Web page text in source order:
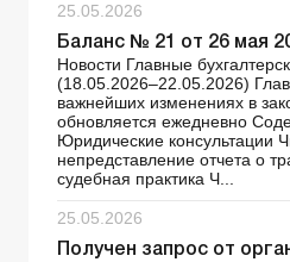
25.05.2026
Баланс № 21 от 26 мая
Новости Главные
(18.05.2026–22.05.2026)
важнейших изменениях в
обновляется ежедневно
Юридические консультации
непредставление отчета о
судебная практика Ч...
25.05.2026
Получен запрос от